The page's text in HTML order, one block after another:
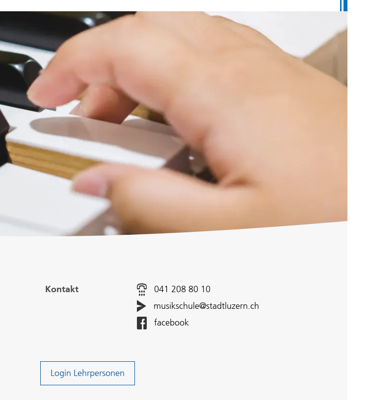
Kontakt
041 208 80 10
musikschule@stadtluzern.ch
facebook
Login Lehrpersonen